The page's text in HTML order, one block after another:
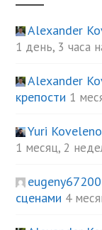
Alexander
1 день, 3 часа
Alexander
крепости 1
Yuri
1 месяц, 2
сценами 4